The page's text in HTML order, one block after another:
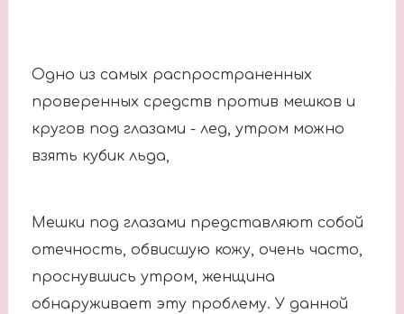
Одно из самых распространенных
проверенных средств против мешков и
кругов под глазами - лед, утром можно
взять кубик льда,
Мешки под глазами представляют собой
отечность, обвисшую кожу, очень часто,
проснувшись утром, женщина
обнаруживает эту проблему. У данной